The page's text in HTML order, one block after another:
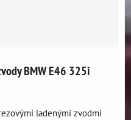
BMW E46 325i
ladenými zvodmi